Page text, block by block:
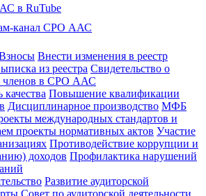
в RuTube
канал СРО ААС
Внести изменения в реестр
из реестра Свидетельство о
членов в СРО ААС
Повышение квалификации
Дисциплинарное производство МФБ
международных стандартов и
проекты нормативных актов Участие
Противодействие коррупции и
доходов Профилактика нарушений
Развитие аудиторской